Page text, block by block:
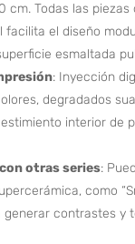
cm. Todas las
facilita el diseño
esmaltada
: Inyección
degradados
interior de
otras series:
como
contrastes y